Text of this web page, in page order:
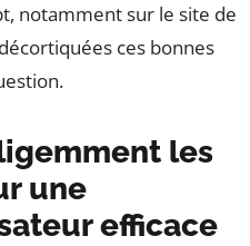
notamment sur le site de
ces bonnes
les
une
efficace